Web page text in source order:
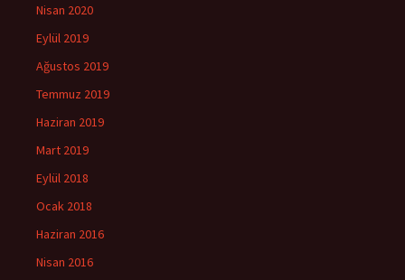
Nisan 2020
Eylül 2019
Ağustos 2019
Temmuz 2019
Haziran 2019
Mart 2019
Eylül 2018
Ocak 2018
Haziran 2016
Nisan 2016